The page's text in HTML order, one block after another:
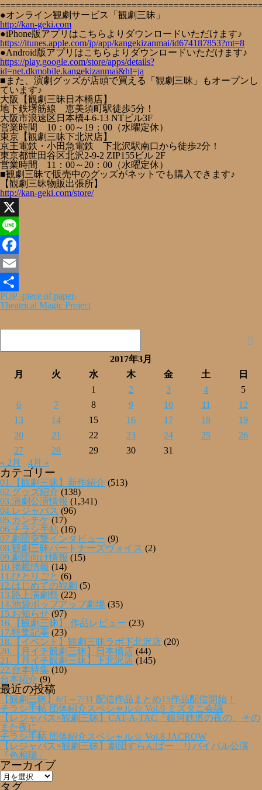
●オンライン観劇サービス「観劇三昧」
http://kan-geki.com
●iPhone版アプリはこちらよりダウンロードいただけます♪
https://itunes.apple.com/jp/app/kangekizanmai/id674187853?mt=8
●Android版アプリはこちらよりダウンロードいただけます♪
https://play.google.com/store/apps/details?
id=net.dkmobile.kangekizanmai&hl=ja
■また、演劇グッズが店頭で買える「観劇三昧」もオープンし
ています♪
大阪【観劇三昧日本橋店】
地下鉄堺筋線 恵美須町駅徒歩5分！
大阪市浪速区日本橋4-6-13 NTビル3F
営業時間 10：00～19：00（水曜定休）
東京【観劇三昧下北沢店】
京王電鉄・小田急電鉄 下北沢駅南口から徒歩2分！
東京都世田谷区北沢2-9-2 ZIP155ビル 2F
営業時間 11：00～20：00（水曜定休）
■観劇三昧で販売中のグッズがネットでも購入できます♪
【観劇三昧物販出張所】
http://kan-geki.com/store/
X
Line
Facebook
Email
共
POP -piece of paper-
Theatrical Magic Project
2017年3月
月
火 水 木 金 土
日
1
2 3 4
5
6
7 8 9 10 11
12
13
14 15 16 17 18
19
20
21 22 23 24 25
26
27
28 29 30
31
« 2月
4月 »
カテゴリー
01.【観劇三昧】新作紹介 (513)
02.グッズ紹介 (138)
03.演劇公演情報 (1,341)
04.レジャパス (96)
05.カンチケ (17)
06.チラシ手帖 (16)
07.劇団突撃インタビュー (9)
08.観劇三昧パートナーズヴォイス (2)
09.劇団向け情報 (15)
10.掲載情報 (14)
11.ひとりごと (6)
12.はじめての観劇 (5)
13.路上演劇祭 (22)
14.池袋ポップアップ劇場 (35)
15.お知らせ (97)
16.【観劇三昧】 作品レビュー (23)
17.特集記事 (23)
18.【イベント】観劇三昧ラボ下北沢店 (20)
20.【月イチ観劇三昧】日本橋店 (44)
21.【月イチ観劇三昧】下北沢店 (145)
22.台本特集 (10)
台本紹介 (9)
最近の投稿
【観劇三昧】6/1～7/31 配信作品まとめ15作品配信開始！
チラシ手帖 団体紹介スペシャル☆ Vol.9 ミズタニ会議
【レジャパス×観劇三昧】CAT-A-TAC『銀河鉄道の夜の、その
また夜に』
チラシ手帖 団体紹介スペシャル☆ Vol.8 JACROW
【レジャパス×観劇三昧】劇団すらんばー リバイバル公演
『色相環』
アーカイブ
ア
ー
タグ